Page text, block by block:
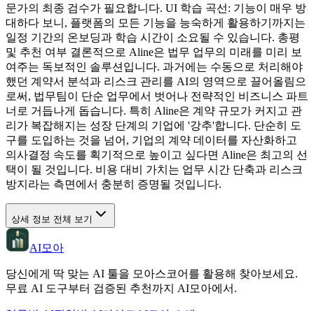
문가의 최종 검수가 필요합니다. UI 학습 곡선: 기능이 매우 방
대하다 보니, 플랫폼의 모든 기능을 능숙하게 활용하기까지는
일정 기간의 온보딩과 학습 시간이 소요될 수 있습니다. 총평
및 추천 여부 결론적으로 Aline은 법무 업무의 미래를 미리 보
여주는 독보적인 솔루션입니다. 과거에는 수동으로 처리해야
했던 계약서 분석과 리스크 관리를 AI의 영역으로 끌어올림으
로써, 법무팀이 단순 업무에서 벗어나 전략적인 비즈니스 파트
너로 거듭나게 돕습니다. 특히 Aline은 계약 규모가 커지고 관
리가 복잡해지는 성장 단계의 기업에 '강추'합니다. 단순히 도
구를 도입하는 것을 넘어, 기업의 계약 데이터를 자산화하고
의사결정 속도를 획기적으로 높이고 싶다면 Aline은 최고의 선
택이 될 것입니다. 비용 대비 가치는 업무 시간 단축과 리스크
방지라는 측면에서 충분히 증명될 것입니다.
상세 정보 전체 보기
AI모아
당신에게 딱 맞는 AI 툴을 모아스코어를 활용해 찾아보세요.
무료 AI 도구부터 검증된 추천까지 AI모아에서.